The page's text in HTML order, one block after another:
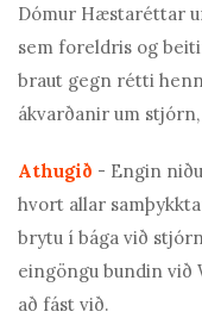
Dómur Hæstaréttar
sem foreldris og
braut gegn rétti
ákvarðanir um
Athugið - Engin
hvort allar
brytu í bága við
eingöngu bundin við
að fást við.